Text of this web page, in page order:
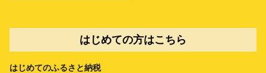
はじめての方はこちら
はじめてのふるさと納税